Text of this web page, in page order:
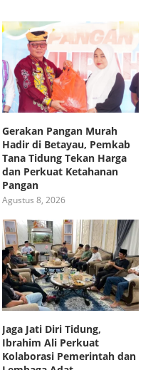
Gerakan Pangan Murah
Hadir di Betayau, Pemkab
Tana Tidung Tekan Harga
dan Perkuat Ketahanan
Pangan
Agustus 8, 2026
Jaga Jati Diri Tidung,
Ibrahim Ali Perkuat
Kolaborasi Pemerintah dan